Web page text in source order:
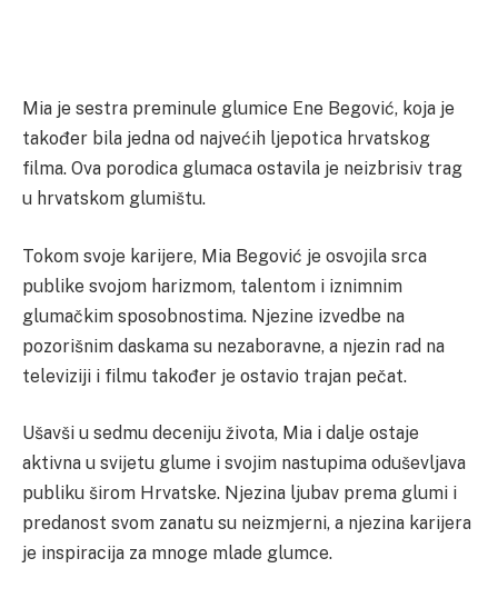
Mia je sestra preminule glumice Ene Begović, koja je
također bila jedna od najvećih ljepotica hrvatskog
filma. Ova porodica glumaca ostavila je neizbrisiv trag
u hrvatskom glumištu.
Tokom svoje karijere, Mia Begović je osvojila srca
publike svojom harizmom, talentom i iznimnim
glumačkim sposobnostima. Njezine izvedbe na
pozorišnim daskama su nezaboravne, a njezin rad na
televiziji i filmu također je ostavio trajan pečat.
Ušavši u sedmu deceniju života, Mia i dalje ostaje
aktivna u svijetu glume i svojim nastupima oduševljava
publiku širom Hrvatske. Njezina ljubav prema glumi i
predanost svom zanatu su neizmjerni, a njezina karijera
je inspiracija za mnoge mlade glumce.